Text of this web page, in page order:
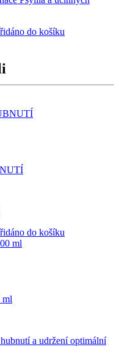
do košíku
do košíku
ml
a udržení optimální